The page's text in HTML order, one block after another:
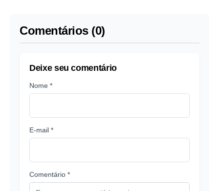
Comentários (0)
Deixe seu comentário
Nome *
E-mail *
Comentário *